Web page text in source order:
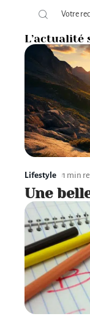
L’actualité
Lifestyle 1 min
Une